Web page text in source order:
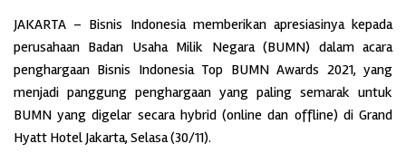
JAKARTA – Bisnis Indonesia memberikan apresiasinya kepada
perusahaan Badan Usaha Milik Negara (BUMN) dalam acara
penghargaan Bisnis Indonesia Top BUMN Awards 2021, yang
menjadi panggung penghargaan yang paling semarak untuk
BUMN yang digelar secara hybrid (online dan offline) di Grand
Hyatt Hotel Jakarta, Selasa (30/11).